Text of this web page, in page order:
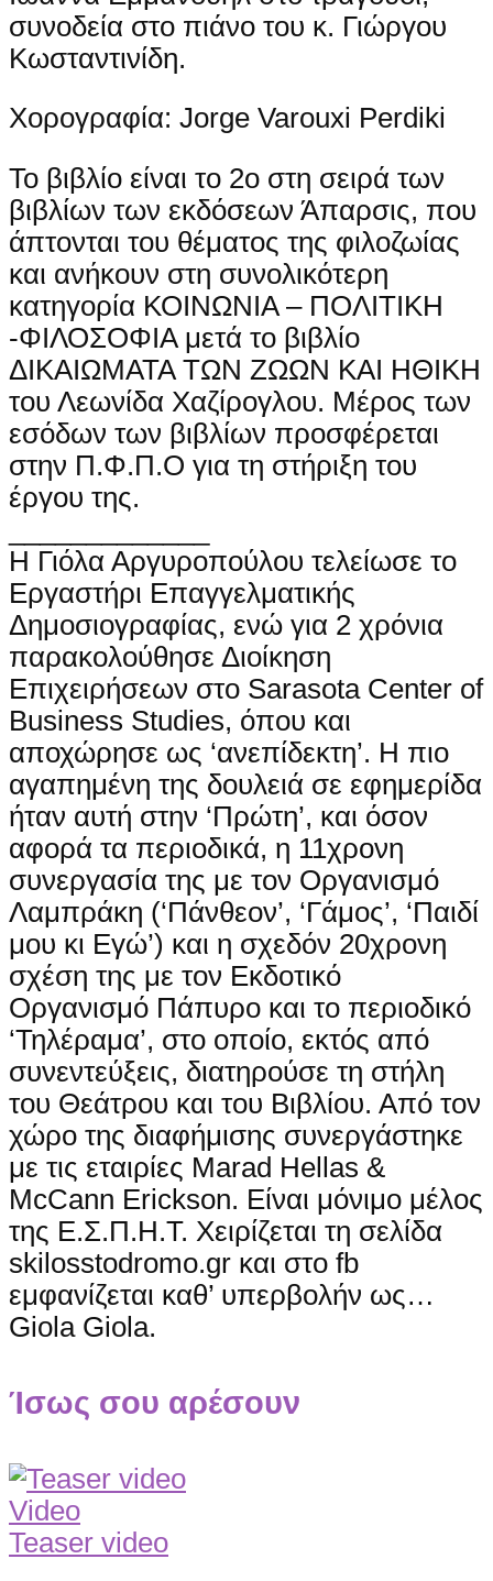
συνοδεία στο πιάνο του κ. Γιώργου
Κωσταντινίδη.
Χορογραφία: Jorge Varouxi Perdiki
Το βιβλίο είναι το 2ο στη σειρά των
βιβλίων των εκδόσεων Άπαρσις, που
άπτονται του θέματος της φιλοζωίας
και ανήκουν στη συνολικότερη
κατηγορία ΚΟΙΝΩΝΙΑ – ΠΟΛΙΤΙΚΗ
-ΦΙΛΟΣΟΦΙΑ μετά το βιβλίο
ΔΙΚΑΙΩΜΑΤΑ ΤΩΝ ΖΩΩΝ ΚΑΙ ΗΘΙΚΗ
του Λεωνίδα Χαζίρογλου. Μέρος των
εσόδων των βιβλίων προσφέρεται
στην Π.Φ.Π.Ο για τη στήριξη του
έργου της.
Η Γιόλα Αργυροπούλου τελείωσε το
Εργαστήρι Επαγγελματικής
Δημοσιογραφίας, ενώ για 2 χρόνια
παρακολούθησε Διοίκηση
Επιχειρήσεων στο Sarasota Center of
Business Studies, όπου και
αποχώρησε ως ‘ανεπίδεκτη’. Η πιο
αγαπημένη της δουλειά σε εφημερίδα
ήταν αυτή στην ‘Πρώτη’, και όσον
αφορά τα περιοδικά, η 11χρονη
συνεργασία της με τον Οργανισμό
Λαμπράκη (‘Πάνθεον’, ‘Γάμος’, ‘Παιδί
μου κι Εγώ’) και η σχεδόν 20χρονη
σχέση της με τον Εκδοτικό
Οργανισμό Πάπυρο και το περιοδικό
‘Τηλέραμα’, στο οποίο, εκτός από
συνεντεύξεις, διατηρούσε τη στήλη
του Θεάτρου και του Βιβλίου. Από τον
χώρο της διαφήμισης συνεργάστηκε
με τις εταιρίες Marad Hellas &
McCann Erickson. Είναι μόνιμο μέλος
της Ε.Σ.Π.Η.Τ. Xειρίζεται τη σελίδα
skilosstodromo.gr και στο fb
εμφανίζεται καθ’ υπερβολήν ως…
Giola Giola.
Ίσως σου αρέσουν
Video
Teaser video